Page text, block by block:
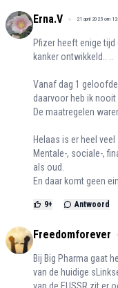
Erna.V 21 april 2025 om
Pfizer heeft enige
kanker ontwikkeld.. ..
Vanaf dag 1
daarvoor heb ik nooit
De maatregelen
Helaas is er heel
Mentale-, sociale-,
als oud.
En daar komt geen
9+ Antwoord
Freedomforever
Bij Big Pharma gaat
van de huidige